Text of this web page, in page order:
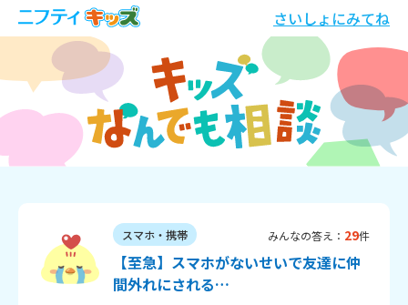
さいしょにみてね
スマホ・携帯 みんなの答え： 29件
【至急】スマホがないせいで友達に仲
間外れにされる…